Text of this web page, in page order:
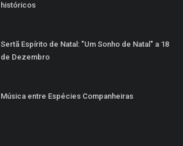
históricos
Sertã Espírito de Natal: "Um Sonho de Natal" a 18
de Dezembro
Música entre Espécies Companheiras